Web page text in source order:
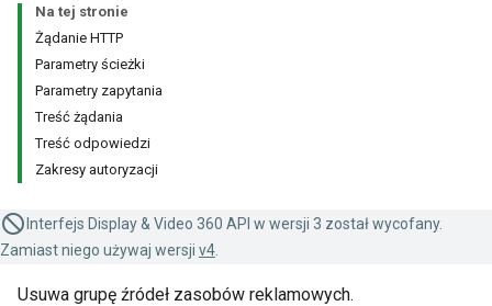
Na tej stronie
Żądanie HTTP
Parametry ścieżki
Parametry zapytania
Treść żądania
Treść odpowiedzi
Zakresy autoryzacji
Interfejs Display & Video 360 API w wersji 3 został wycofany.
Zamiast niego używaj wersji v4
Usuwa grupę źródeł zasobów reklamowych.